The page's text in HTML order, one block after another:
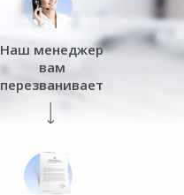
Наш менеджер
вам
перезванивает